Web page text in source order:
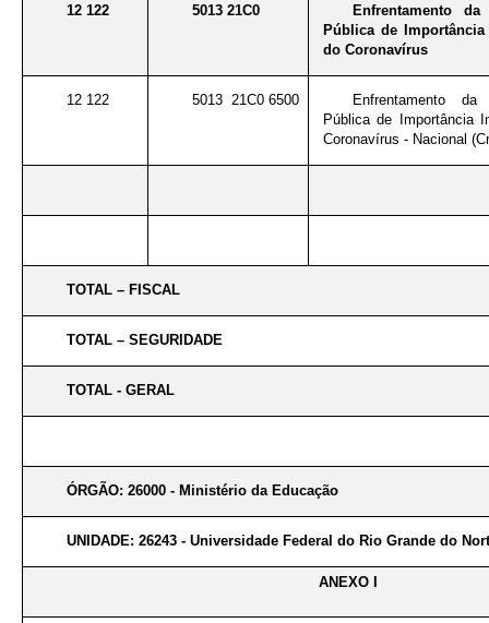
12 122 5013 21C0
Enfrentamento
Pública de
do Coronavírus
12 122 5013 21C0 6500
Enfrentamento
Pública de Importância
Coronavírus - Nacional
TOTAL – FISCAL
TOTAL – SEGURIDADE
TOTAL - GERAL
ÓRGÃO: 26000 - Ministério da Educação
UNIDADE: 26243 - Universidade Federal do Rio Grande do
ANEXO I